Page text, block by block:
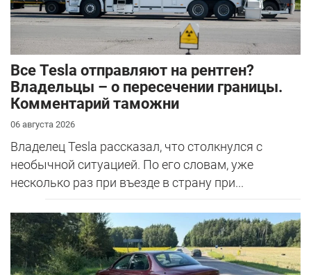
Все Tesla отправляют на рентген?
Владельцы – о пересечении границы.
Комментарий таможни
06 августа 2026
Владелец Tesla рассказал, что столкнулся с
необычной ситуацией. По его словам, уже
несколько раз при въезде в страну при...